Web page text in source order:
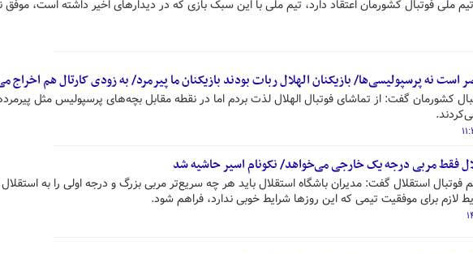
ملی فوتبال کشورمان اعتقاد دارد، تیم ملی با این سبک بازی که در دیدارهای اخیر داشته است، موفق
است نه پرسپولیسی‌ها/ بازیکنان الهلال ربات بودند بازیکنان ما پیرمرد/ به زودی کارتال هم اخراج
کشورمان گفت: از تماشای فوتبال الهلال لذت بردم اما در نقطه مقابل بچه‌های پرسپولیس مثل
فقط مربی درجه یک خارجی می‌خواهد/ نکونام اسیر حاشیه شد
استقلال گفت: مدیران باشگاه استقلال باید هر چه سریع‌تر مربی بزرگ و درجه اولی را به استقلال
لازم برای موفقیت تیمی که این روزها شرایط خوبی ندارد، فراهم شود.